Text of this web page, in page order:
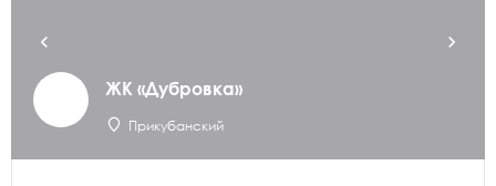
ЖК «Дубровка»
Прикубанский